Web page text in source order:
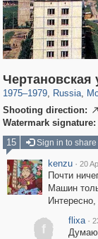
Чертановская
1975–1979, Russia,
319,780
Shooting direction: 
Watermark signature:
15
Sign in to
kenzu · 20
Почти
Машин
f
flixa ·
Думаю